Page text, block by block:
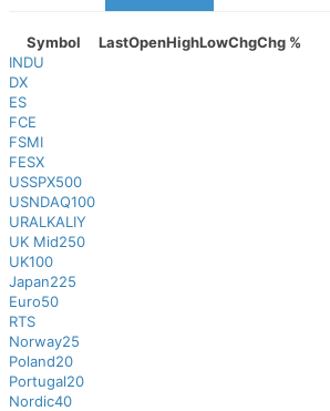
Symbol LastOpenHighLowChgChg %
INDU
DX
ES
FCE
FSMI
FESX
USSPX500
USNDAQ100
URALKALIY
UK Mid250
UK100
Japan225
Euro50
RTS
Norway25
Poland20
Portugal20
Nordic40